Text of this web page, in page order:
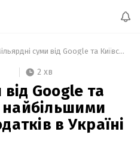
Мільярдні суми від Google та Київстар: хто є найбільшими платниками податків в Україні
2 хв
Google та
найбільшими
в Україні